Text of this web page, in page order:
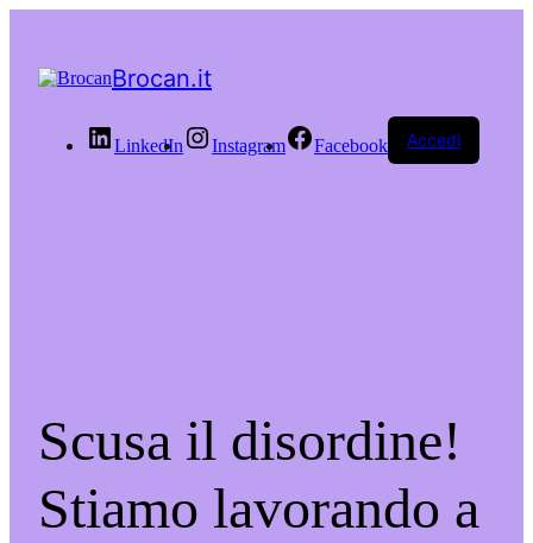
Brocan.it
LinkedIn Instagram Facebook Accedi
Scusa il disordine!
Stiamo lavorando a